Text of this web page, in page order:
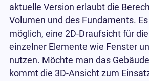
aktuelle Version erlaubt die
Volumen und des Fundaments.
möglich, eine 2D-Draufsicht für
einzelner Elemente wie Fenster
nutzen. Möchte man das
kommt die 3D-Ansicht zum